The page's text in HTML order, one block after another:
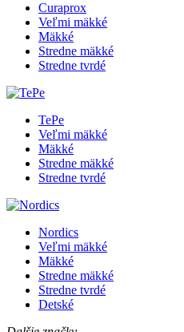
Curaprox
Veľmi mäkké
Mäkké
Stredne mäkké
Stredne tvrdé
TePe
Veľmi mäkké
Mäkké
Stredne mäkké
Stredne tvrdé
Nordics
Veľmi mäkké
Mäkké
Stredne mäkké
Stredne tvrdé
Detské